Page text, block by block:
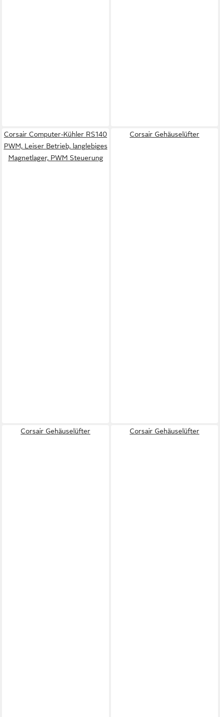
Corsair Computer-Kühler RS140
PWM, Leiser Betrieb, langlebiges
Magnetlager, PWM Steuerung
Corsair Gehäuselüfter
Corsair Gehäuselüfter Corsair Gehäuselüfter